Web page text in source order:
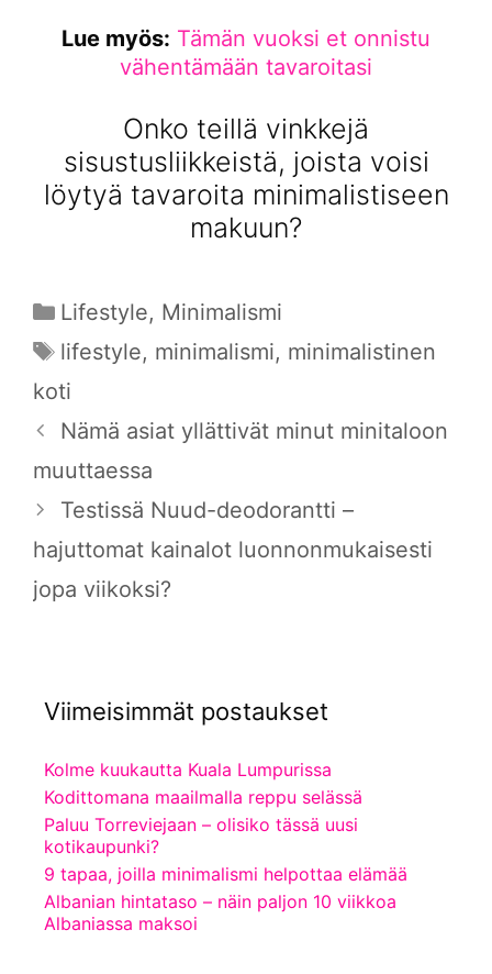
Lue myös: Tämän vuoksi et onnistu
vähentämään tavaroitasi
Onko teillä vinkkejä
sisustusliikkeistä, joista voisi
löytyä tavaroita minimalistiseen
makuun?
Kategoriat
Lifestyle, Minimalismi
Avainsanat
lifestyle, minimalismi, minimalistinen
koti
Nämä asiat yllättivät minut minitaloon
muuttaessa
Testissä Nuud-deodorantti –
hajuttomat kainalot luonnonmukaisesti
jopa viikoksi?
Viimeisimmät postaukset
Kolme kuukautta Kuala Lumpurissa
Kodittomana maailmalla reppu selässä
Paluu Torreviejaan – olisiko tässä uusi
kotikaupunki?
9 tapaa, joilla minimalismi helpottaa elämää
Albanian hintataso – näin paljon 10 viikkoa
Albaniassa maksoi